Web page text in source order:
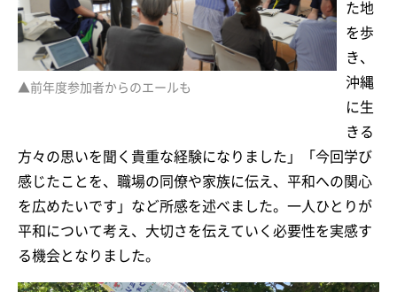
▲前年度参加者からのエールも
た地
を歩
き、
沖縄
に生
きる
方々の思いを聞く貴重な経験になりました」「今回学び
感じたことを、職場の同僚や家族に伝え、平和への関心
を広めたいです」など所感を述べました。一人ひとりが
平和について考え、大切さを伝えていく必要性を実感す
る機会となりました。